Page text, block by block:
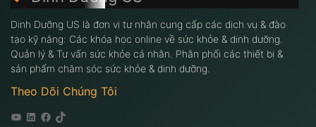
Dinh Dưỡng US là đơn vị tư nhân cung cấp các dịch vụ & đào
tạo kỹ năng: Các khóa học online về sức khỏe & dinh dưỡng.
Quản lý & Tư vấn sức khỏe cá nhân. Phân phối các thiết bị &
sản phẩm chăm sóc sức khỏe & dinh dưỡng.
Theo Dõi Chúng Tôi
Youtube
Linkedin
Facebook
Tiktok